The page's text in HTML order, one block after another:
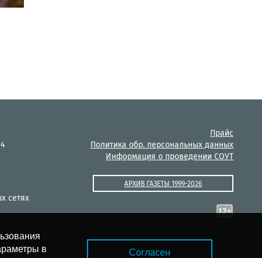
сетях
в
Согласен
Прайс
Политика обр. персональных данных
Информация о проведении СОУТ
АРХИВ ГАЗЕТЫ 1999-2026